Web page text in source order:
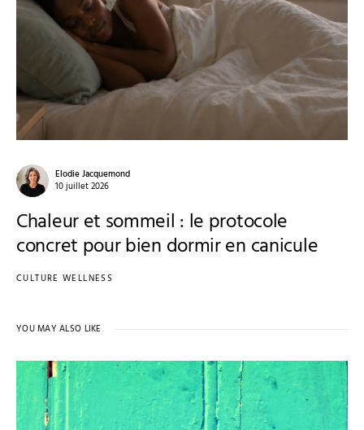
Elodie Jacquemond
10 juillet 2026
Chaleur et sommeil : le protocole
concret pour bien dormir en canicule
CULTURE WELLNESS
YOU MAY ALSO LIKE